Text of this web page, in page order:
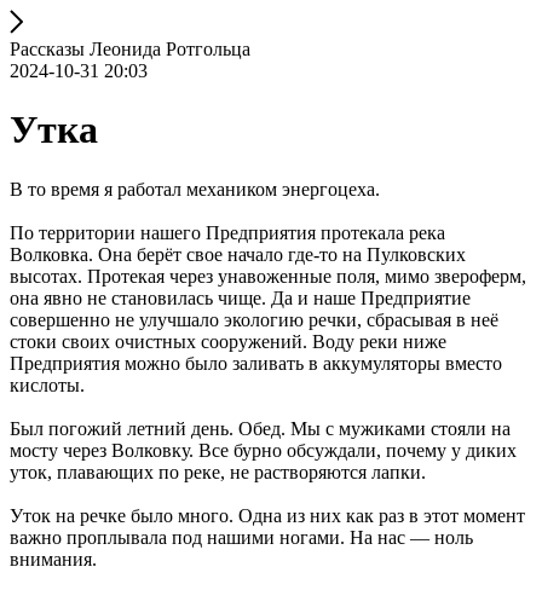
Рассказы Леонида Ротгольца
2024-10-31 20:03
Утка
В то время я работал механиком энергоцеха.
По территории нашего Предприятия протекала река
Волковка. Она берёт свое начало где-то на Пулковских
высотах. Протекая через унавоженные поля, мимо звероферм,
она явно не становилась чище. Да и наше Предприятие
совершенно не улучшало экологию речки, сбрасывая в неё
стоки своих очистных сооружений. Воду реки ниже
Предприятия можно было заливать в аккумуляторы вместо
кислоты.
Был погожий летний день. Обед. Мы с мужиками стояли на
мосту через Волковку. Все бурно обсуждали, почему у диких
уток, плавающих по реке, не растворяются лапки.
Уток на речке было много. Одна из них как раз в этот момент
важно проплывала под нашими ногами. На нас — ноль
внимания.